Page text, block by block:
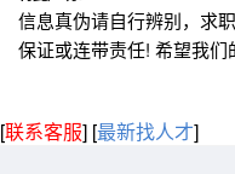
信息真伪请自行辨别，求
保证或连带责任! 希望我们
[联系客服] [最新找人才]